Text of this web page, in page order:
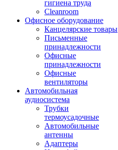
гигиена труда
Cleanroom
Офисное оборудование
Канцелярские товары
Письменные
принадлежности
Офисные
принадлежности
Офисные
вентиляторы
Автомобильная
аудиосистема
Трубки
термоусадочные
Автомобильные
антенны
Адаптеры